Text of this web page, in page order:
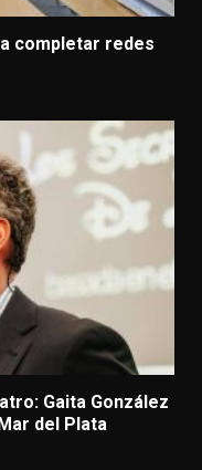
completar redes
Gaita González
del Plata